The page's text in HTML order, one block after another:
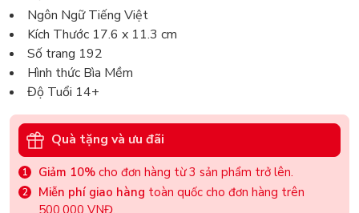
Ngôn Ngữ Tiếng Việt
Kích Thước 17.6 x 11.3 cm
Số trang 192
Hình thức Bìa Mềm
Độ Tuổi 14+
Quà tặng và ưu đãi
Giảm 10% cho đơn hàng từ 3 sản phẩm trở lên.
Miễn phí giao hàng toàn quốc cho đơn hàng trên
500.000 VNĐ.